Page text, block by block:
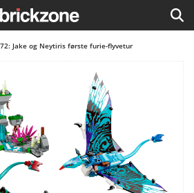
Jake og Neytiris første furie-flyvetur